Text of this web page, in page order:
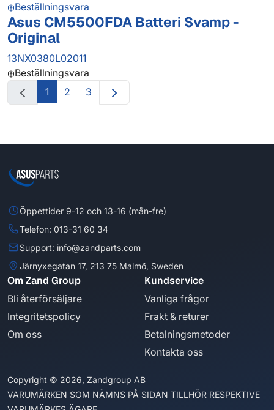
Beställningsvara
Asus CM5500FDA Batteri Svamp -
Original
13NX0380L02011
Beställningsvara
1
2 3
Öppettider 9-12 och 13-16 (mån-fre)
Telefon: 013-31 60 34
Support: info@zandparts.com
Järnyxegatan 17, 213 75 Malmö, Sweden
Om Zand Group
Bli återförsäljare
Integritetspolicy
Om oss
Kundservice
Vanliga frågor
Frakt & returer
Betalningsmetoder
Kontakta oss
Copyright © 2026, Zandgroup AB
VARUMÄRKEN SOM NÄMNS PÅ SIDAN TILLHÖR RESPEKTIVE